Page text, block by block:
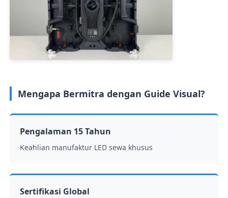
Mengapa Bermitra dengan Guide Visual?
Pengalaman 15 Tahun
Keahlian manufaktur LED sewa khusus
Sertifikasi Global